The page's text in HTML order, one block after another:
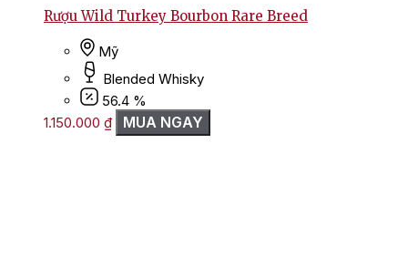
Rượu Wild Turkey Bourbon Rare Breed
Mỹ
Blended Whisky
56.4 %
1.150.000 ₫ MUA NGAY